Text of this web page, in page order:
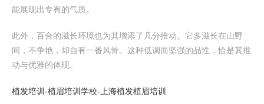
能展现出专有的气质。
此外，百合的滋长环境也为其增添了几分推动。它多滋长在山野
间，不争艳，却自有一番风骨。这种低调而坚强的品性，恰是其推
动与优雅的体现。
植发培训-植眉培训学校-上海植发植眉培训